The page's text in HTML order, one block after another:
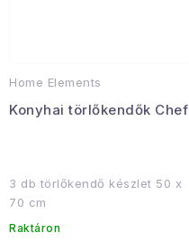
Home Elements
Konyhai törlőkendők Chef
3 db törlőkendő készlet 50 x
70 cm
Raktáron